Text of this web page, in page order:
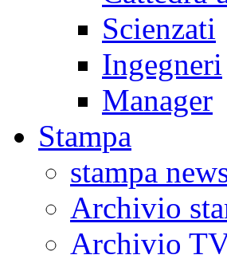
Scienzati
Ingegneri
Manager
Stampa
stampa
Archivio
Archivio